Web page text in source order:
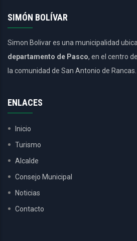
SIMÓN BOLÍVAR
Simon Bolivar es una municipalidad
departamento de Pasco, en el centro
la comunidad de San Antonio de Rancas.
ENLACES
Inicio
Turismo
Alcalde
Consejo Municipal
Noticias
Contacto